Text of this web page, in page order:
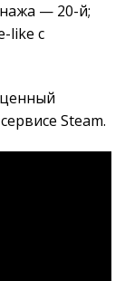
— 20-й;
like с
Steam.